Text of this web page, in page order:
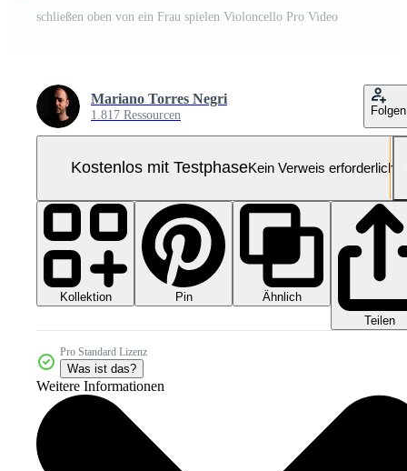
schließen oben von ein Frau spielen Violoncello Pro Video
Mariano Torres Negri
1.817 Ressourcen Folgen
Kostenlos mit TestphaseKein Verweis erforderlich
Kollektion Pin
Ähnlich
Teilen
Pro Standard Lizenz
Was ist das?
Weitere Informationen